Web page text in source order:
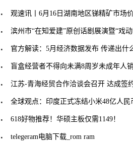
观速讯丨6月16日湖南地区锑精矿市场
滨州市“在知爱建”原创话剧展演暨“戏动我
官方解读：5月经济数据发布 传递出什
盲盒经营者不得向未满8周岁未成年人
江苏-青海经贸合作洽谈会召开 达成签约
全球观点：印度正式冻结小米48亿人民币资
618好物推荐！华硕主板仅需1149！
telegeram电脑下载_rom ram